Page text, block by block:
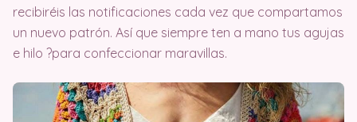
recibiréis las notificaciones cada vez que compartamos
un nuevo patrón. Así que siempre ten a mano tus agujas
e hilo ?para confeccionar maravillas.